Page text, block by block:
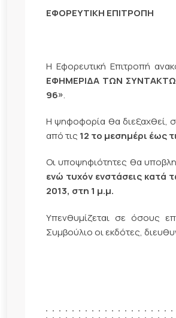
ΕΦΟΡΕΥΤΙΚΗ ΕΠΙΤΡΟΠΗ
Η Εφορευτική Επιτροπή
ΕΦΗΜΕΡΙΔΑ ΤΩΝ
96».
Η ψηφοφορία θα διεξαχθεί,
από τις 12 το μεσημέρι έως
Οι υποψηφιότητες θα
ενώ τυχόν ενστάσεις
2013, στη 1 μ.μ.
Υπενθυμίζεται σε όσους
Συμβούλιο οι εκδότες,